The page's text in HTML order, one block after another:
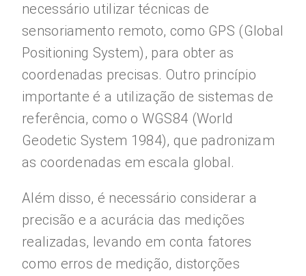
necessário utilizar técnicas de
sensoriamento remoto, como GPS (Global
Positioning System), para obter as
coordenadas precisas. Outro princípio
importante é a utilização de sistemas de
referência, como o WGS84 (World
Geodetic System 1984), que padronizam
as coordenadas em escala global.
Além disso, é necessário considerar a
precisão e a acurácia das medições
realizadas, levando em conta fatores
como erros de medição, distorções